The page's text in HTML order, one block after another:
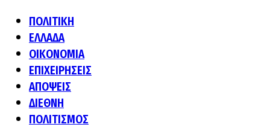
ΠΟΛΙΤΙΚΗ
ΕΛΛΑΔΑ
ΟΙΚΟΝΟΜΙΑ
ΕΠΙΧΕΙΡΗΣΕΙΣ
ΑΠΟΨΕΙΣ
ΔΙΕΘΝΗ
ΠΟΛΙΤΙΣΜΟΣ